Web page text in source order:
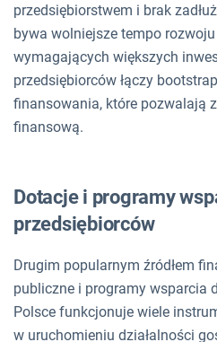
przedsiębiorstwem i brak
bywa wolniejsze tempo
wymagających większych
przedsiębiorców łączy
finansowania, które pozwalają
finansową.
Dotacje i programy
przedsiębiorców
Drugim popularnym źródłem
publiczne i programy wsparcia
Polsce funkcjonuje wiele
w uruchomieniu działalności